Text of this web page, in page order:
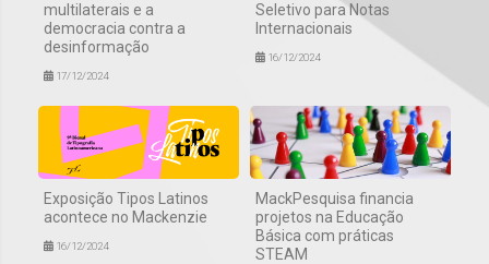
multilaterais e a
democracia contra a
desinformação
17/12/2024
Seletivo para Notas
Internacionais
16/12/2024
Exposição Tipos Latinos
acontece no Mackenzie
16/12/2024
MackPesquisa financia
projetos na Educação
Básica com práticas
STEAM